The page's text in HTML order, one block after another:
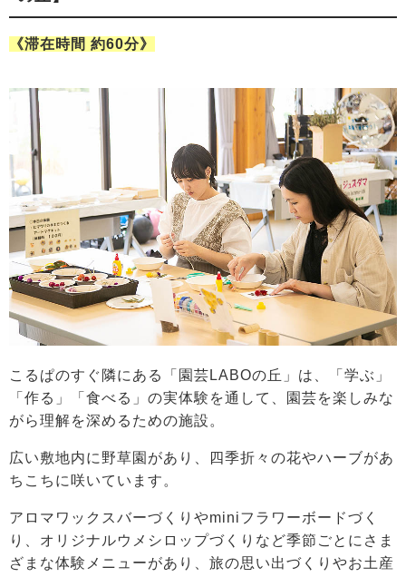
《滞在時間 約60分》
こるぱのすぐ隣にある「園芸LABOの丘」は、「学ぶ」
「作る」「食べる」の実体験を通して、園芸を楽しみな
がら理解を深めるための施設。
広い敷地内に野草園があり、四季折々の花やハーブがあ
ちこちに咲いています。
アロマワックスバーづくりやminiフラワーボードづく
り、オリジナルウメシロップづくりなど季節ごとにさま
ざまな体験メニューがあり、旅の思い出づくりやお土産